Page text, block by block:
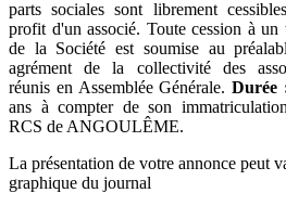
parts sociales sont librement
profit d'un associé. Toute cession à un
de la Société est soumise au
agrément de la collectivité des
réunis en Assemblée Générale.Durée
ans à compter de son
RCS de ANGOULÊME.
La présentation de votre annonce peut
graphique du journal